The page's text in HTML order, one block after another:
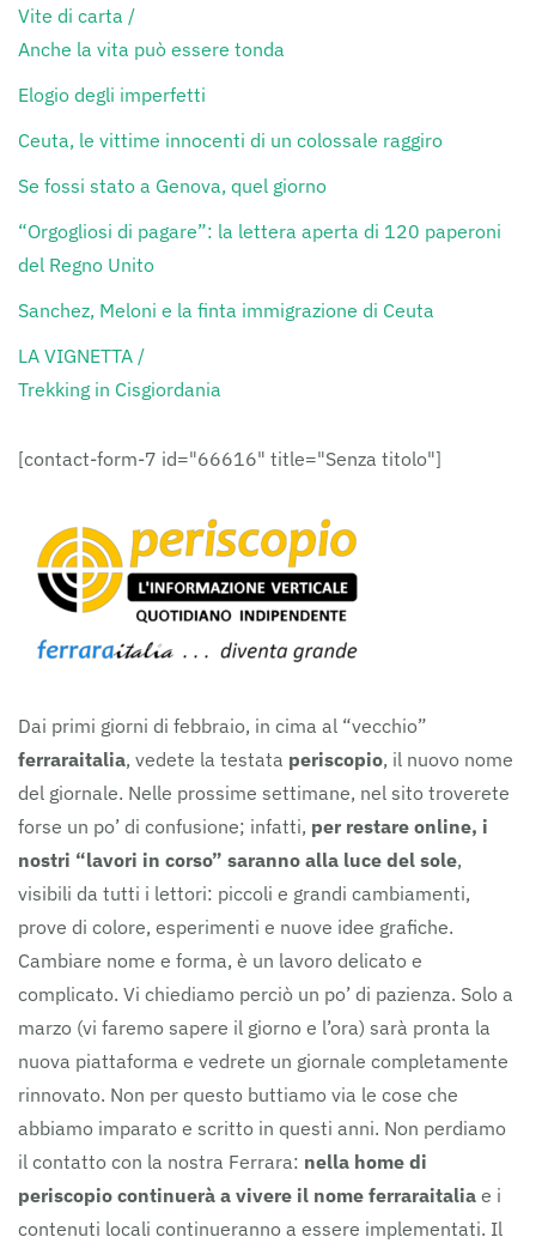
Vite di carta /
Anche la vita può essere tonda
Elogio degli imperfetti
Ceuta, le vittime innocenti di un colossale raggiro
Se fossi stato a Genova, quel giorno
“Orgogliosi di pagare”: la lettera aperta di 120 paperoni
del Regno Unito
Sanchez, Meloni e la finta immigrazione di Ceuta
LA VIGNETTA /
Trekking in Cisgiordania
[contact-form-7 id="66616" title="Senza titolo"]
Dai primi giorni di febbraio, in cima al “vecchio”
ferraraitalia, vedete la testata periscopio, il nuovo nome
del giornale. Nelle prossime settimane, nel sito troverete
forse un po’ di confusione; infatti, per restare online, i
nostri “lavori in corso” saranno alla luce del sole,
visibili da tutti i lettori: piccoli e grandi cambiamenti,
prove di colore, esperimenti e nuove idee grafiche.
Cambiare nome e forma, è un lavoro delicato e
complicato. Vi chiediamo perciò un po’ di pazienza. Solo a
marzo (vi faremo sapere il giorno e l’ora) sarà pronta la
nuova piattaforma e vedrete un giornale completamente
rinnovato. Non per questo buttiamo via le cose che
abbiamo imparato e scritto in questi anni. Non perdiamo
il contatto con la nostra Ferrara: nella home di
periscopio continuerà a vivere il nome ferraraitalia e i
contenuti locali continueranno a essere implementati. Il